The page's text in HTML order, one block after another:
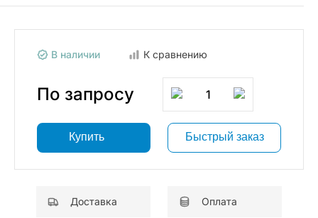
В наличии К сравнению
По запросу 1
Купить Быстрый заказ
Доставка Оплата